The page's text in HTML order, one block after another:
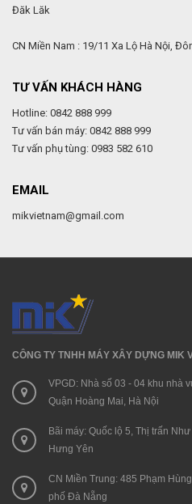
Đăk Lăk
CN Miền Nam : 19/11 Xa Lộ Hà Nội,
TƯ VẤN KHÁCH HÀNG
Hotline: 0842 888 999
Tư vấn bán máy: 0842 888 999
Tư vấn phụ tùng: 0983 582 610
EMAIL
mikvietnam@gmail.com
CÔNG TY TNHH MÁY XÂY DỰNG MIK
VPGD: Nhà số 03 - 04 khu nhà
Quận Hoàng Mai, Hà Nội
Bãi máy: Quốc lộ 5, Thị trấn
Hưng Yên
CN Miền Trung: 485 Phạm
phố Đà Nẵng